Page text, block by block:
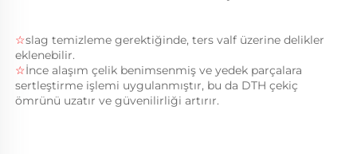
☆slag temizleme gerektiğinde, ters valf üzerine delikler
eklenebilir.
☆İnce alaşım çelik benimsenmiş ve yedek parçalara
sertleştirme işlemi uygulanmıştır, bu da DTH çekiç
ömrünü uzatır ve güvenilirliği artırır.